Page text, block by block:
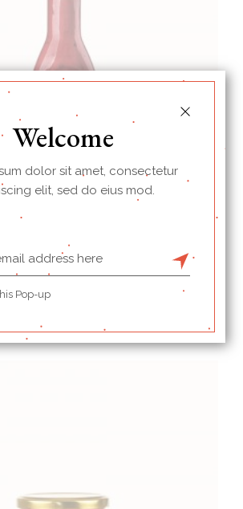
Tomato
$
Welcome
dolor sit amet, consectetur
elit, sed do eius mod.
Pop-up